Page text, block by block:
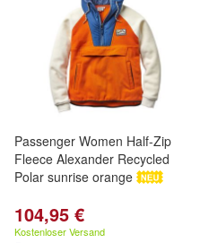
Passenger Women Half-Zip
Fleece Alexander Recycled
Polar sunrise orange
104,95 €
Kostenloser Versand